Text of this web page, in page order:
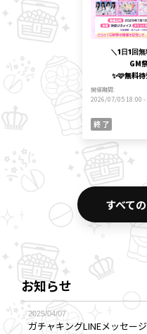
＼1日1回
GM
✨🩷無料
開催期間
2026/07/05 18:00
終 了
すべて
お知らせ
2025/04/07
ガチャキングLINEメッセー